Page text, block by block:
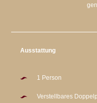
Ausstattung
1 Person
Verstellbares